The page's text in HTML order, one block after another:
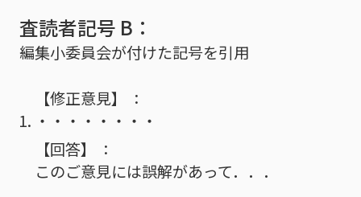
査読者記号 B：
編集小委員会が付けた記号を引用
【修正意見】
・・・・・・・・
【回答】
このご意見には誤解があって．．．